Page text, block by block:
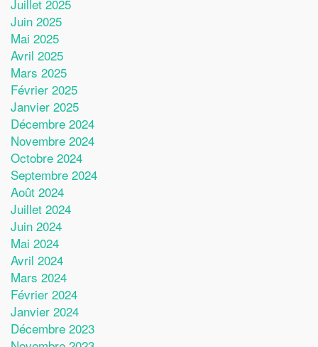
Juillet 2025
Juin 2025
Mai 2025
Avril 2025
Mars 2025
Février 2025
Janvier 2025
Décembre 2024
Novembre 2024
Octobre 2024
Septembre 2024
Août 2024
Juillet 2024
Juin 2024
Mai 2024
Avril 2024
Mars 2024
Février 2024
Janvier 2024
Décembre 2023